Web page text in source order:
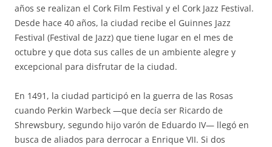
años se realizan el Cork Film Festival y el Cork Jazz Festival.
Desde hace 40 años, la ciudad recibe el Guinnes Jazz
Festival (Festival de Jazz) que tiene lugar en el mes de
octubre y que dota sus calles de un ambiente alegre y
excepcional para disfrutar de la ciudad.
En 1491, la ciudad participó en la guerra de las Rosas
cuando Perkin Warbeck —que decía ser Ricardo de
Shrewsbury, segundo hijo varón de Eduardo IV— llegó en
busca de aliados para derrocar a Enrique VII. Si dos